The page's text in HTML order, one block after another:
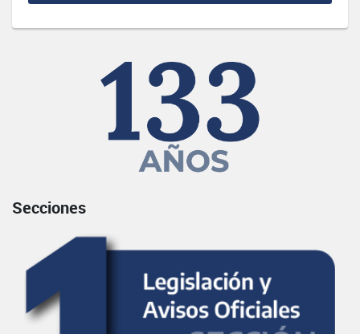
Secciones